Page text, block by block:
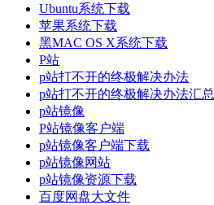
Ubuntu系统下载
苹果系统下载
黑MAC OS X系统下载
P站
p站打不开的终极解决办法
p站打不开的终极解决办法汇总
p站镜像
P站镜像客户端
p站镜像客户端下载
p站镜像网站
p站镜像资源下载
百度网盘大文件